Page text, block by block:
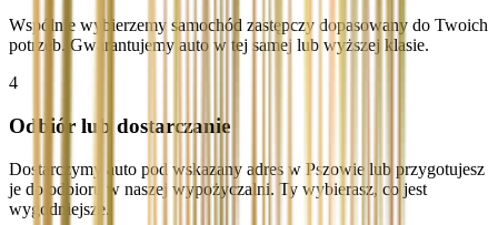
Wspólnie wybierzemy samochód zastępczy dopasowany do Twoich
potrzeb. Gwarantujemy auto w tej samej lub wyższej klasie.
4
Odbiór lub dostarczanie
Dostarczymy auto pod wskazany adres w Pszowie lub przygotujesz
je do odbioru w naszej wypożyczalni. Ty wybierasz, co jest
wygodniejsze.